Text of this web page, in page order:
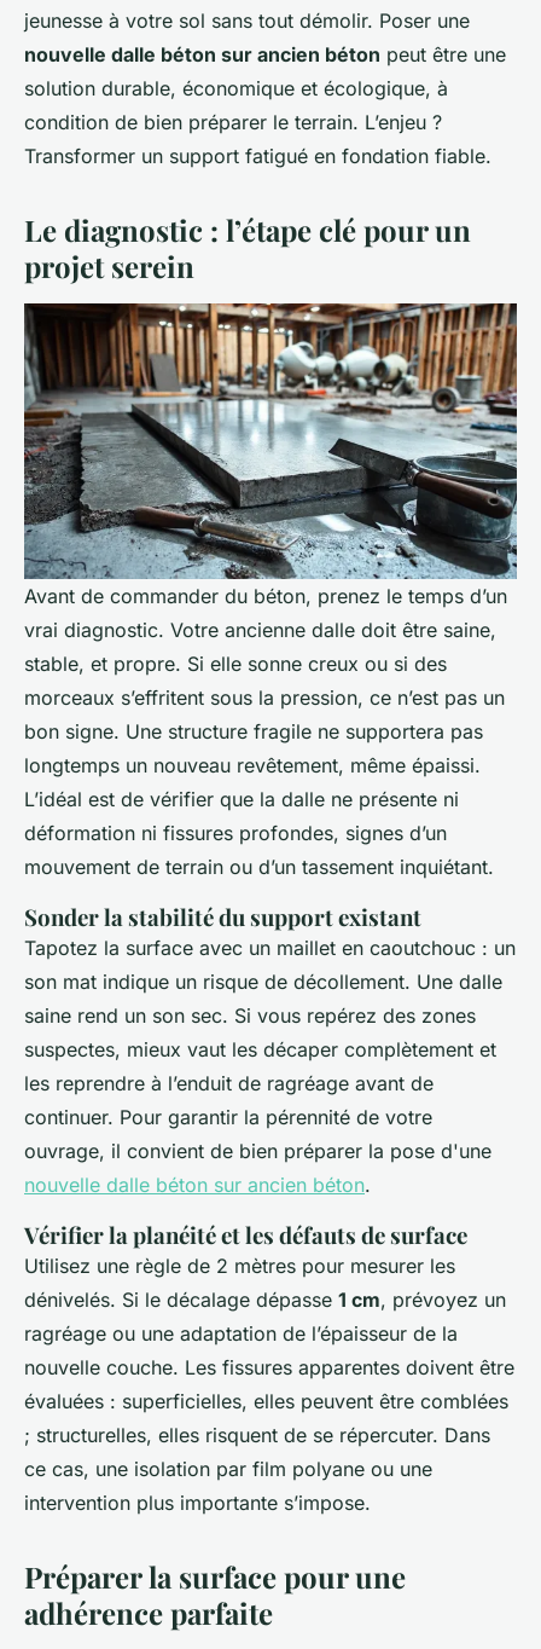
jeunesse à votre sol sans tout démolir. Poser une
nouvelle dalle béton sur ancien béton peut être une
solution durable, économique et écologique, à
condition de bien préparer le terrain. L’enjeu ?
Transformer un support fatigué en fondation fiable.
Le diagnostic : l’étape clé pour un
projet serein
Avant de commander du béton, prenez le temps d’un
vrai diagnostic. Votre ancienne dalle doit être saine,
stable, et propre. Si elle sonne creux ou si des
morceaux s’effritent sous la pression, ce n’est pas un
bon signe. Une structure fragile ne supportera pas
longtemps un nouveau revêtement, même épaissi.
L’idéal est de vérifier que la dalle ne présente ni
déformation ni fissures profondes, signes d’un
mouvement de terrain ou d’un tassement inquiétant.
Sonder la stabilité du support existant
Tapotez la surface avec un maillet en caoutchouc : un
son mat indique un risque de décollement. Une dalle
saine rend un son sec. Si vous repérez des zones
suspectes, mieux vaut les décaper complètement et
les reprendre à l’enduit de ragréage avant de
continuer. Pour garantir la pérennité de votre
ouvrage, il convient de bien préparer la pose d'une
nouvelle dalle béton sur ancien béton.
Vérifier la planéité et les défauts de surface
Utilisez une règle de 2 mètres pour mesurer les
dénivelés. Si le décalage dépasse 1 cm, prévoyez un
ragréage ou une adaptation de l’épaisseur de la
nouvelle couche. Les fissures apparentes doivent être
évaluées : superficielles, elles peuvent être comblées
; structurelles, elles risquent de se répercuter. Dans
ce cas, une isolation par film polyane ou une
intervention plus importante s’impose.
Préparer la surface pour une
adhérence parfaite